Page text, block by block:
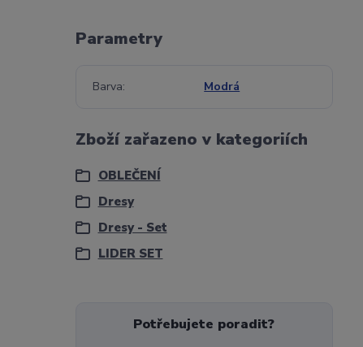
Parametry
Barva Modrá
Zboží zařazeno v kategoriích
OBLEČENÍ
Dresy
Dresy - Set
LIDER SET
Potřebujete poradit?